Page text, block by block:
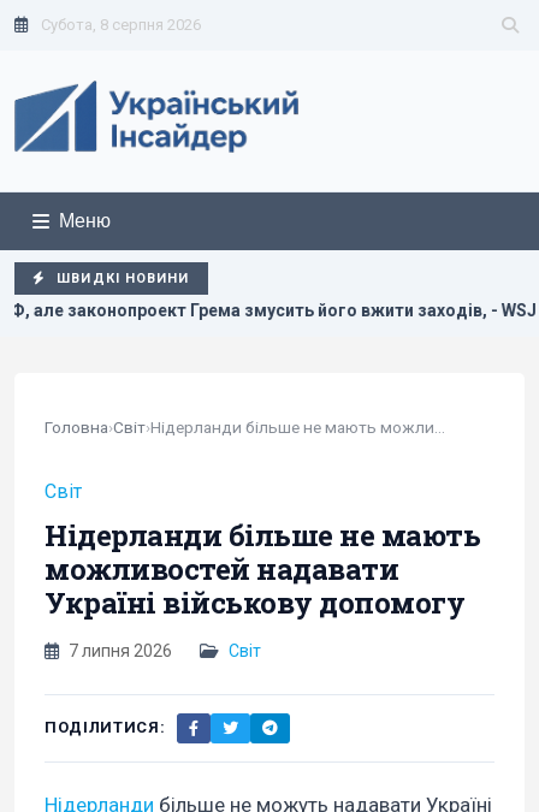
Субота, 8 серпня 2026
Меню
ШВИДКІ НОВИНИ
Грема змусить його вжити заходів, - WSJ
Головна›Світ›
Світ
Нідерланди більше не мають
можливостей надавати
Україні військову допомогу
7 липня 2026 Світ
ПОДІЛИТИСЯ:
Нідерланди більше не можуть надавати Україні